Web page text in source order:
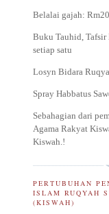
Belalai gajah: Rm20
Buku Tauhid,
setiap satu
Losyn Bidara
Spray Habbatus
Sebahagian dari
Agama Rakyat
Kiswah.!
PERTUBUHAN
ISLAM RUQYAH
(KISWAH)